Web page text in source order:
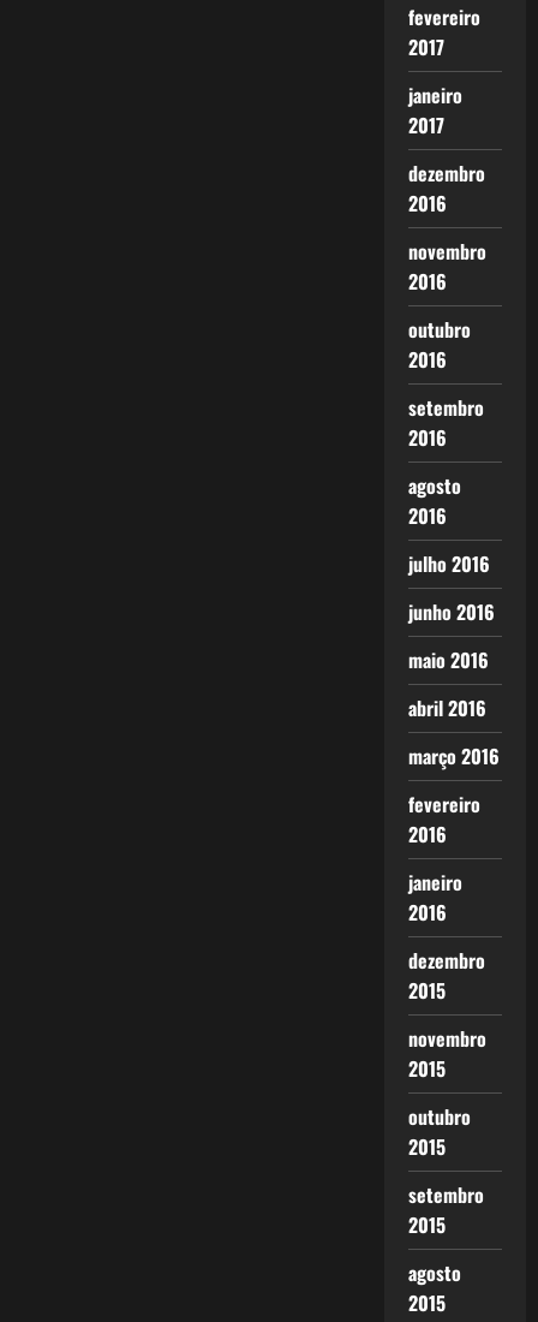
fevereiro
2017
janeiro
2017
dezembro
2016
novembro
2016
outubro
2016
setembro
2016
agosto
2016
julho 2016
junho 2016
maio 2016
abril 2016
março 2016
fevereiro
2016
janeiro
2016
dezembro
2015
novembro
2015
outubro
2015
setembro
2015
agosto
2015